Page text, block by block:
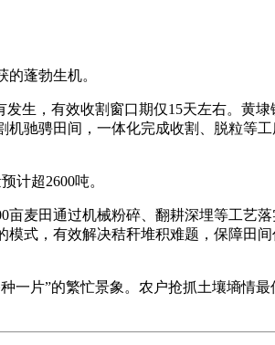
蓬勃生机。
生，有效收割窗口期仅15天左右。黄
驰骋田间，一体化完成收割、脱粒等
计超2600吨。
麦田通过机械粉碎、翻耕深埋等工艺落
式，有效解决秸秆堆积难题，保障田
片”的繁忙景象。农户抢抓土壤墒情